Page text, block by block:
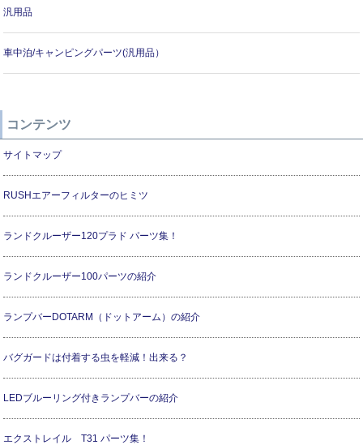
汎用品
車中泊/キャンピングパーツ(汎用品）
コンテンツ
サイトマップ
RUSHエアーフィルターのヒミツ
ランドクルーザー120プラド パーツ集！
ランドクルーザー100パーツの紹介
ランプバーDOTARM（ドットアーム）の紹介
バグガードは付着する虫を軽減！出来る？
LEDブルーリング付きランプバーの紹介
エクストレイル T31 パーツ集！